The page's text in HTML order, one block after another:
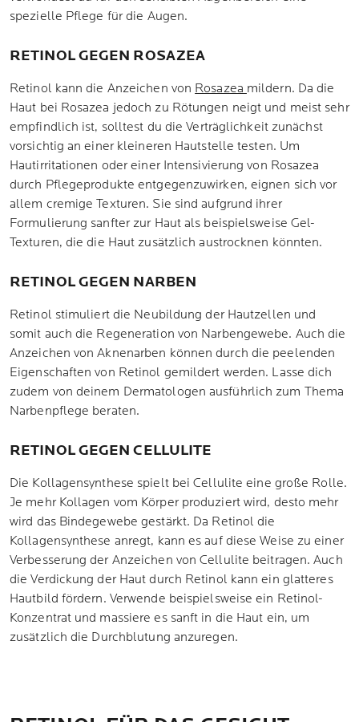
spezielle Pflege für die Augen.
RETINOL GEGEN ROSAZEA
Retinol kann die Anzeichen von Rosazea mildern. Da die
Haut bei Rosazea jedoch zu Rötungen neigt und meist sehr
empfindlich ist, solltest du die Verträglichkeit zunächst
vorsichtig an einer kleineren Hautstelle testen. Um
Hautirritationen oder einer Intensivierung von Rosazea
durch Pflegeprodukte entgegenzuwirken, eignen sich vor
allem cremige Texturen. Sie sind aufgrund ihrer
Formulierung sanfter zur Haut als beispielsweise Gel-
Texturen, die die Haut zusätzlich austrocknen könnten.
RETINOL GEGEN NARBEN
Retinol stimuliert die Neubildung der Hautzellen und
somit auch die Regeneration von Narbengewebe. Auch die
Anzeichen von Aknenarben können durch die peelenden
Eigenschaften von Retinol gemildert werden. Lasse dich
zudem von deinem Dermatologen ausführlich zum Thema
Narbenpflege beraten.
RETINOL GEGEN CELLULITE
Die Kollagensynthese spielt bei Cellulite eine große Rolle.
Je mehr Kollagen vom Körper produziert wird, desto mehr
wird das Bindegewebe gestärkt. Da Retinol die
Kollagensynthese anregt, kann es auf diese Weise zu einer
Verbesserung der Anzeichen von Cellulite beitragen. Auch
die Verdickung der Haut durch Retinol kann ein glatteres
Hautbild fördern. Verwende beispielsweise ein Retinol-
Konzentrat und massiere es sanft in die Haut ein, um
zusätzlich die Durchblutung anzuregen.